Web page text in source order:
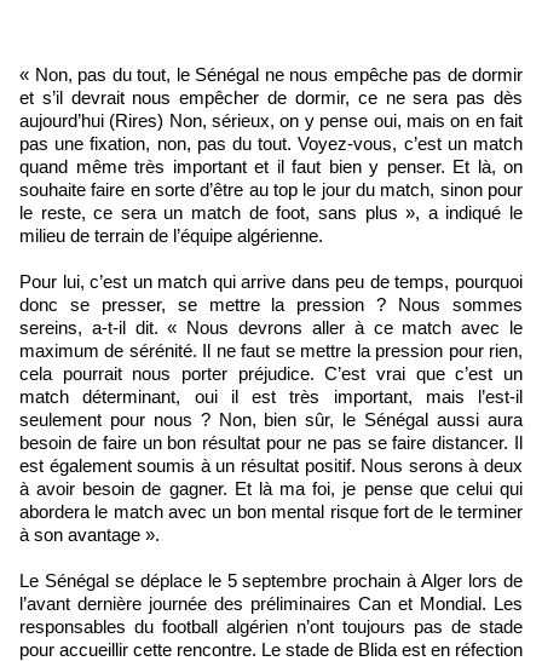
« Non, pas du tout, le Sénégal ne nous empêche pas de dormir
et s’il devrait nous empêcher de dormir, ce ne sera pas dès
aujourd’hui (Rires) Non, sérieux, on y pense oui, mais on en fait
pas une fixation, non, pas du tout. Voyez-vous, c’est un match
quand même très important et il faut bien y penser. Et là, on
souhaite faire en sorte d’être au top le jour du match, sinon pour
le reste, ce sera un match de foot, sans plus », a indiqué le
milieu de terrain de l’équipe algérienne.
Pour lui, c’est un match qui arrive dans peu de temps, pourquoi
donc se presser, se mettre la pression ? Nous sommes
sereins, a-t-il dit. « Nous devrons aller à ce match avec le
maximum de sérénité. Il ne faut se mettre la pression pour rien,
cela pourrait nous porter préjudice. C’est vrai que c’est un
match déterminant, oui il est très important, mais l’est-il
seulement pour nous ? Non, bien sûr, le Sénégal aussi aura
besoin de faire un bon résultat pour ne pas se faire distancer. Il
est également soumis à un résultat positif. Nous serons à deux
à avoir besoin de gagner. Et là ma foi, je pense que celui qui
abordera le match avec un bon mental risque fort de le terminer
à son avantage ».
Le Sénégal se déplace le 5 septembre prochain à Alger lors de
l’avant dernière journée des préliminaires Can et Mondial. Les
responsables du football algérien n’ont toujours pas de stade
pour accueillir cette rencontre. Le stade de Blida est en réfection